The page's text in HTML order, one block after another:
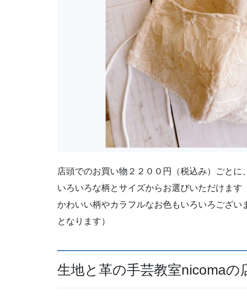
店頭でのお買い物２２００円（税込み）ごとに
いろいろな柄とサイズからお選びいただけます
かわいい柄やカラフルなお色もいろいろござ
となります）
生地と革の手芸教室nicomaの